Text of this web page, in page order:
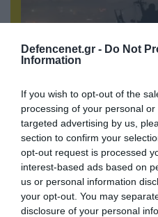
Defencenet.gr - Do Not
Information
If you wish to opt-out of the
processing of your personal
targeted advertising by us,
section to confirm your
opt-out request is processed
interest-based ads based on
us or personal information
your opt-out. You may
disclosure of your personal
08.08.2026 | 17:02
Σε «αναμμένα
Περιορίζει την κίνηση
Θάλασσα
ΠΟΛΙΤΙΚΗ